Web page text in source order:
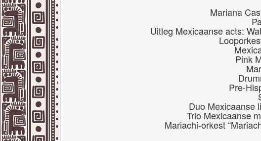
Mariana
Uitleg Mexicaanse acts:
Pink
Pre-
Duo Mexicaanse
Trio Mexicaanse
Mariachi-orkest